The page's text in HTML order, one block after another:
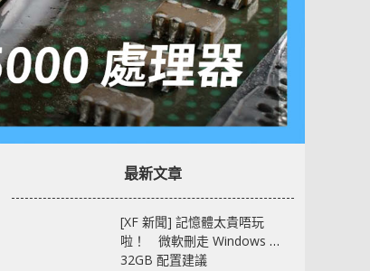
最新文章
[XF 新聞] 記憶體太貴唔玩
啦！ 微軟刪走 Windows 11
32GB 配置建議